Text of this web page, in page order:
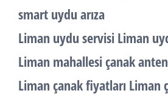
smart uydu arıza
Liman uydu servisi Liman
Liman mahallesi çanak
Liman çanak fiyatları Liman